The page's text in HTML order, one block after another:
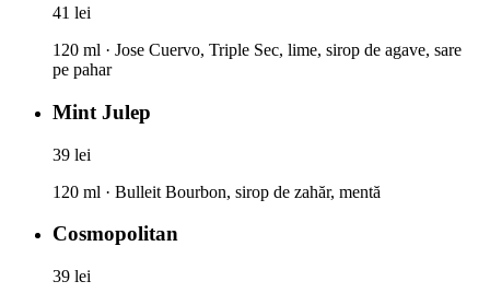
41 lei
120 ml · Jose Cuervo, Triple Sec, lime, sirop de agave, sare
pe pahar
Mint Julep
39 lei
120 ml · Bulleit Bourbon, sirop de zahăr, mentă
Cosmopolitan
39 lei